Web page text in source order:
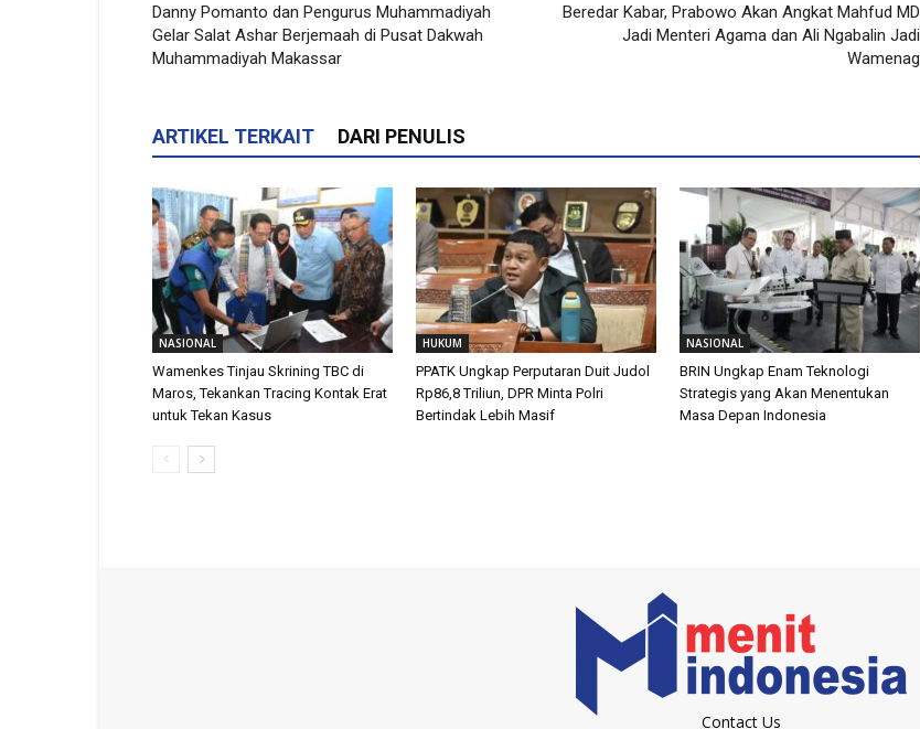
Danny Pomanto dan Pengurus Muhammadiyah
Gelar Salat Ashar Berjemaah di Pusat Dakwah
Muhammadiyah Makassar
Beredar Kabar, Prabowo Akan Angkat Mahfud MD
Jadi Menteri Agama dan Ali Ngabalin Jadi
Wamenag
ARTIKEL TERKAIT DARI PENULIS
NASIONAL
Wamenkes Tinjau Skrining TBC di
Maros, Tekankan Tracing Kontak Erat
untuk Tekan Kasus
HUKUM
PPATK Ungkap Perputaran Duit Judol
Rp86,8 Triliun, DPR Minta Polri
Bertindak Lebih Masif
NASIONAL
BRIN Ungkap Enam Teknologi
Strategis yang Akan Menentukan
Masa Depan Indonesia
Contact Us